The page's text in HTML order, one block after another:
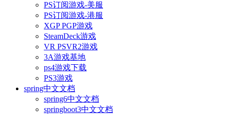
PS订阅游戏-美服
PS订阅游戏-港服
XGP PGP游戏
SteamDeck游戏
VR PSVR2游戏
3A游戏基地
ps4游戏下载
PS3游戏
spring中文文档
spring6中文文档
springboot3中文文档